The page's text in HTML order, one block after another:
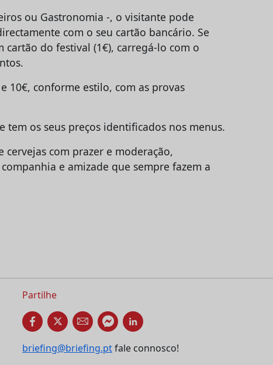
ou Gastronomia -, o visitante pode
com o seu cartão bancário. Se
do festival (1€), carregá-lo com o
10€, conforme estilo, com as provas
os seus preços identificados nos menus.
cervejas com prazer e moderação,
e amizade que sempre fazem a
Partilhe
briefing@briefing.ptfale connosco!